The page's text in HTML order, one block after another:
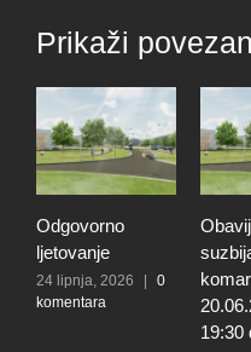
Prikaži
Odgovorno
ljetovanje
24 lipnja, 2026
0
komentara
19:30